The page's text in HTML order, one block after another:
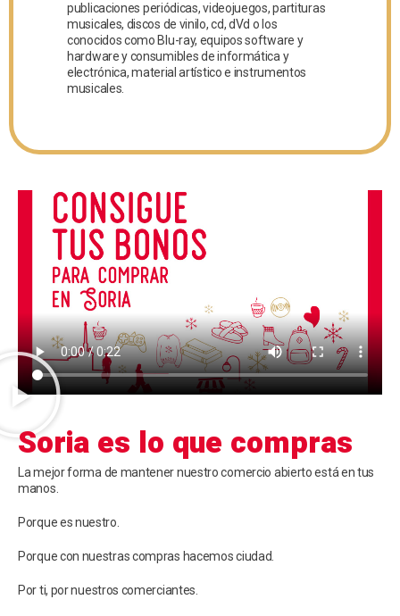
publicaciones periódicas, videojuegos, partituras
musicales, discos de vinilo, cd, dVd o los
conocidos como Blu-ray, equipos software y
hardware y consumibles de informática y
electrónica, material artístico e instrumentos
musicales.
Soria es lo que compras
La mejor forma de mantener nuestro comercio abierto está en tus
manos.
Porque es nuestro.
Porque con nuestras compras hacemos ciudad.
Por ti, por nuestros comerciantes.